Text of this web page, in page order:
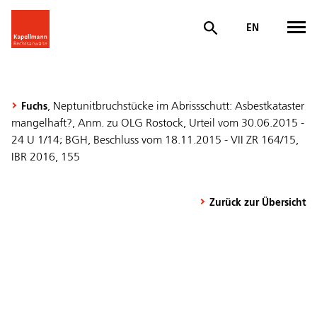
EN
Fuchs, Neptunitbruchstücke im Abrissschutt: Asbestkataster
mangelhaft?, Anm. zu OLG Rostock, Urteil vom 30.06.2015 -
24 U 1/14; BGH, Beschluss vom 18.11.2015 - VII ZR 164/15,
IBR 2016, 155
Zurück zur Übersicht